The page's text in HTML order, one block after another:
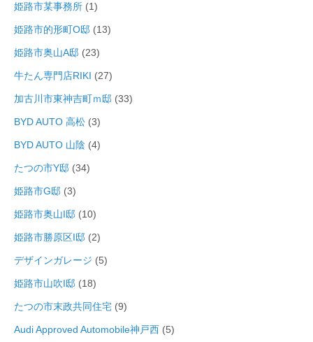
姫路市某事務所 (1)
姫路市的形町O邸 (13)
姫路市奥山A邸 (23)
牛たん専門店RIKI (27)
加古川市東神吉町ｍ邸 (33)
BYD AUTO 高松 (3)
BYD AUTO 山陰 (4)
たつの市Y邸 (34)
姫路市G邸 (3)
姫路市奥山I邸 (10)
姫路市勝原区I邸 (2)
デザインガレージ (5)
姫路市山吹I邸 (18)
たつの市末政共同住宅 (9)
Audi Approved Automobile神戸西 (5)